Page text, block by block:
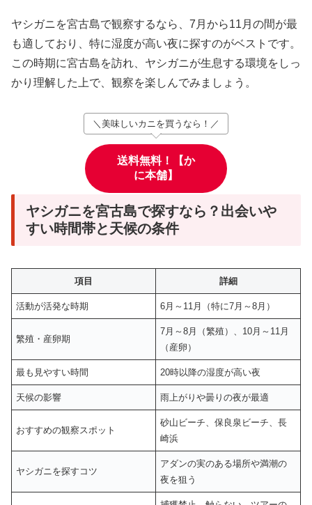
ヤシガニを宮古島で観察するなら、7月から11月の間が最
も適しており、特に湿度が高い夜に探すのがベストです。
この時期に宮古島を訪れ、ヤシガニが生息する環境をしっ
かり理解した上で、観察を楽しんでみましょう。
＼美味しいカニを買うなら！／
送料無料！【か
に本舗】
ヤシガニを宮古島で探すなら？出会いや
すい時間帯と天候の条件
項目 詳細
活動が活発な時期 6月～11月（特に7月～8月）
繁殖・産卵期
7月～8月（繁殖）、10月～11月
（産卵）
最も見やすい時間 20時以降の湿度が高い夜
天候の影響 雨上がりや曇りの夜が最適
おすすめの観察スポット
砂山ビーチ、保良泉ビーチ、長
崎浜
ヤシガニを探すコツ
アダンの実のある場所や満潮の
夜を狙う